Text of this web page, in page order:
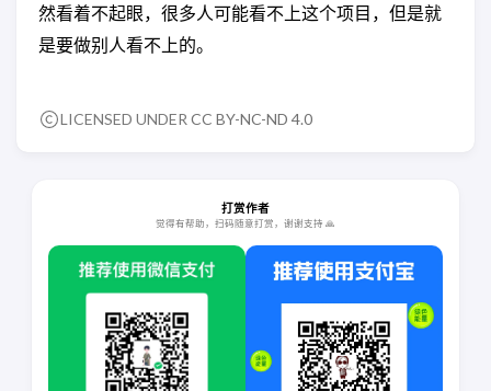
然看着不起眼，很多人可能看不上这个项目，但是就
是要做别人看不上的。
LICENSED UNDERCC BY-NC-ND 4.0
打赏作者
觉得有帮助，扫码随意打赏，谢谢支持 🙏